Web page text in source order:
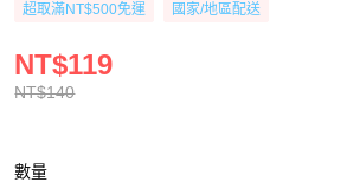
超取滿NT$500免運 國家/地區配送
NT$140
NT$119
數量